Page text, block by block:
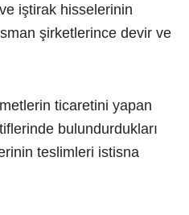
iştirak hisselerinin
şirketlerince devir ve
ticaretini yapan
bulundurdukları
teslimleri istisna